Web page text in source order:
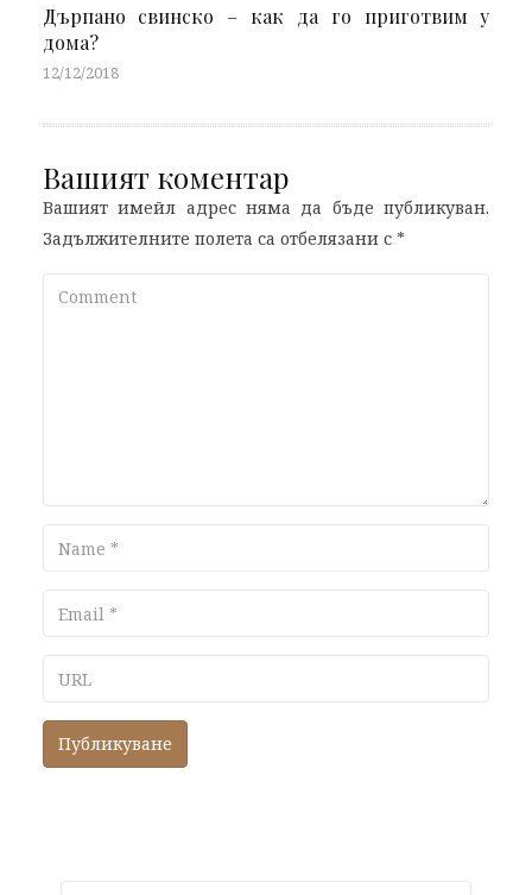
Дърпано свинско – как да го приготвим у
дома?
12/12/2018
Вашият коментар
Вашият имейл адрес няма да бъде публикуван.
Задължителните полета са отбелязани с *
Comment
Name
Email
URL